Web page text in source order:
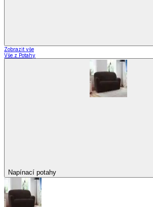
Zobrazit vše
Vše z Potahy
Napínací potahy